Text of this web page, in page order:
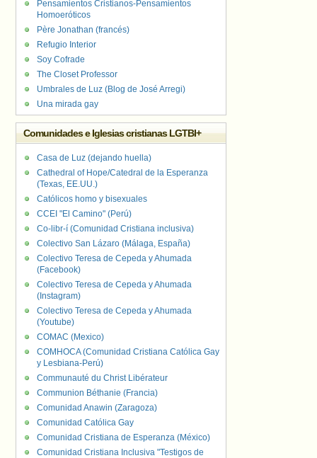
Pensamientos Cristianos-Pensamientos
Homoeróticos
Père Jonathan (francés)
Refugio Interior
Soy Cofrade
The Closet Professor
Umbrales de Luz (Blog de José Arregi)
Una mirada gay
Comunidades e Iglesias cristianas LGTBI+
Casa de Luz (dejando huella)
Cathedral of Hope/Catedral de la Esperanza
(Texas, EE.UU.)
Católicos homo y bisexuales
CCEI "El Camino" (Perú)
Co-libr-í (Comunidad Cristiana inclusiva)
Colectivo San Lázaro (Málaga, España)
Colectivo Teresa de Cepeda y Ahumada
(Facebook)
Colectivo Teresa de Cepeda y Ahumada
(Instagram)
Colectivo Teresa de Cepeda y Ahumada
(Youtube)
COMAC (Mexico)
COMHOCA (Comunidad Cristiana Católica Gay
y Lesbiana-Perú)
Communauté du Christ Libérateur
Communion Béthanie (Francia)
Comunidad Anawin (Zaragoza)
Comunidad Católica Gay
Comunidad Cristiana de Esperanza (México)
Comunidad Cristiana Inclusiva "Testigos de